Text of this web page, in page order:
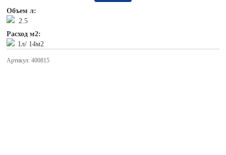
Объем л:
2.5
Расход м2:
1л/ 14м2
Артикул: 400815